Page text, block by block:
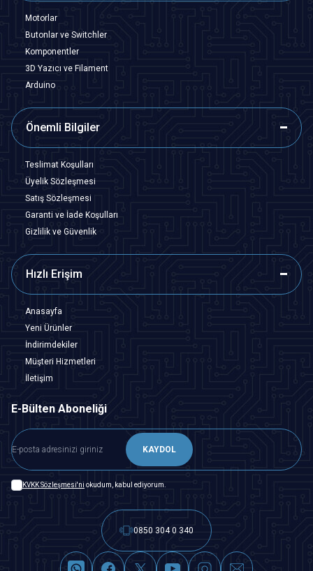
Motorlar
Butonlar ve Switchler
Komponentler
3D Yazıcı ve Filament
Arduino
Önemli Bilgiler
Teslimat Koşulları
Üyelik Sözleşmesi
Satış Sözleşmesi
Garanti ve İade Koşulları
Gizlilik ve Güvenlik
Hızlı Erişim
Anasayfa
Yeni Ürünler
İndirimdekiler
Müşteri Hizmetleri
İletişim
E-Bülten Aboneliği
KAYDOL
KVKK Sözleşmesi'ni okudum, kabul ediyorum.
0850 304 0 340